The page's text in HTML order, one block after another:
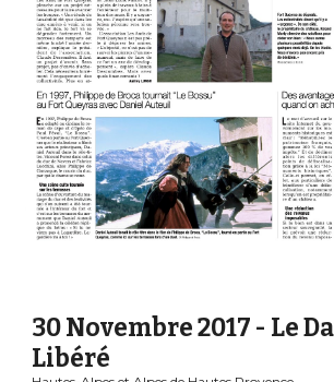
30 Novembre 2017 - Le
Libéré